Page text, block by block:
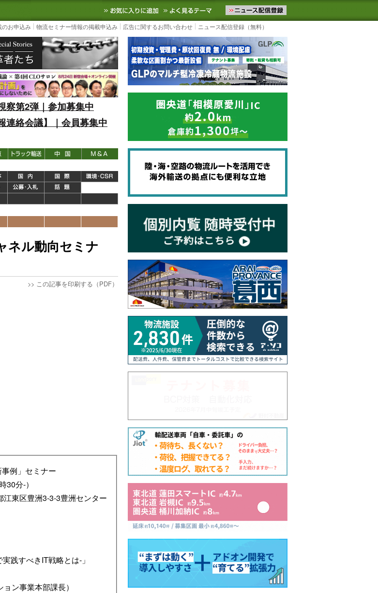
物流ニュースサイト
3PL, SCMなど国内外の最新の物流ニュースをお届けします。物流ニュースメール配信を登録す
お気に入りに追加 よく見るテーマ
のお申込み 物流セミナー情報の掲載申込み 広告に関するお問い合わせ ニュース配信登録（無料）
察第2弾｜参加募集中
連絡会議】｜会員募集中
ネル動向セミナ
>> この記事を印刷する（PDF）
例」セミナー
30分-）
東区豊洲3-3-3豊洲センター
践すべきIT戦略とは-」
ン事業本部課長）